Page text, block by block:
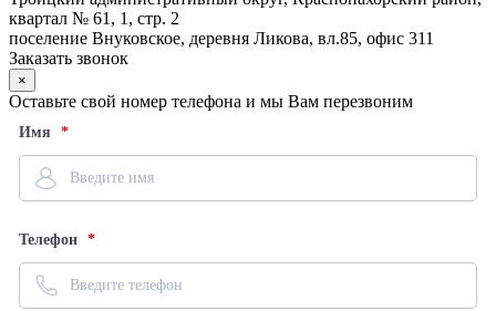
квартал № 61, 1, стр. 2
поселение Внуковское, деревня Ликова, вл.85, офис 311
Заказать звонок
×
Оставьте свой номер телефона и мы Вам перезвоним
Имя
Телефон